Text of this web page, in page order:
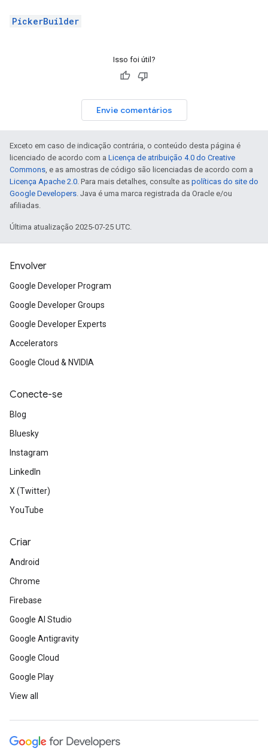
PickerBuilder
Isso foi útil?
Envie comentários
Exceto em caso de indicação contrária, o conteúdo desta página é
licenciado de acordo com a Licença de atribuição 4.0 do Creative
Commons, e as amostras de código são licenciadas de acordo com a
Licença Apache 2.0. Para mais detalhes, consulte as políticas do site do
Google Developers. Java é uma marca registrada da Oracle e/ou
afiliadas.
Última atualização 2025-07-25 UTC.
Envolver
Google Developer Program
Google Developer Groups
Google Developer Experts
Accelerators
Google Cloud & NVIDIA
Conecte-se
Blog
Bluesky
Instagram
LinkedIn
X (Twitter)
YouTube
Criar
Android
Chrome
Firebase
Google AI Studio
Google Antigravity
Google Cloud
Google Play
View all